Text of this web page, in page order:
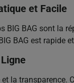
et Facile
BAG sont la
BAG est rapide
la transparence.